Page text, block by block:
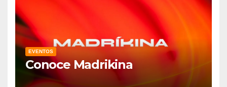
EVENTOS
Conoce Madrikina